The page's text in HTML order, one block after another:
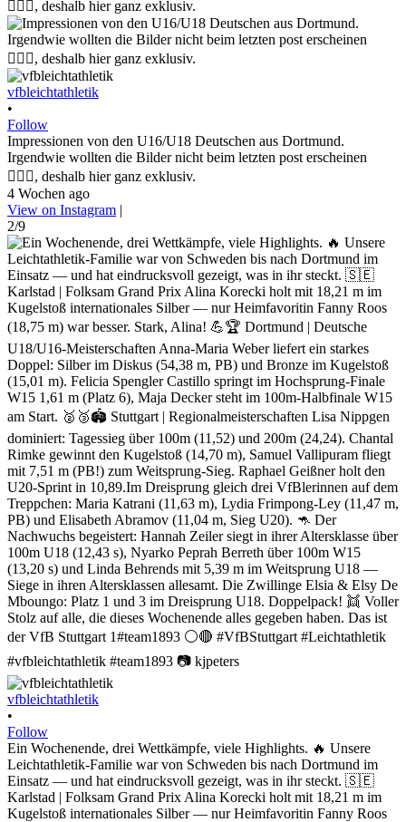
vfbleichtathletik
•
Follow
Impressionen von den U16/U18 Deutschen aus Dortmund.
Irgendwie wollten die Bilder nicht beim letzten post erscheinen
🤷🏼‍♀️, deshalb hier ganz exklusiv.
4 Wochen ago
View on Instagram |
2/9
vfbleichtathletik
•
Follow
Ein Wochenende, drei Wettkämpfe, viele Highlights. 🔥 Unsere
Leichtathletik-Familie war von Schweden bis nach Dortmund im
Einsatz — und hat eindrucksvoll gezeigt, was in ihr steckt. 🇸🇪
Karlstad | Folksam Grand Prix Alina Korecki holt mit 18,21 m im
Kugelstoß internationales Silber — nur Heimfavoritin Fanny Roos